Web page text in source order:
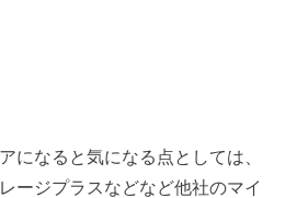
になると気になる点としては、
ージプラスなどなど他社のマイ